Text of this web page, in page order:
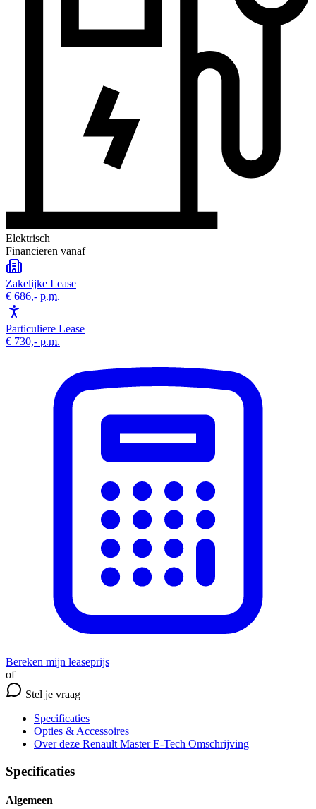
Elektrisch
Financieren vanaf
Zakelijke Lease
€ 686,- p.m.
Particuliere Lease
€ 730,- p.m.
Bereken mijn leaseprijs
of
Stel je vraag
Specificaties
Opties & Accessoires
Over deze Renault Master E-Tech Omschrijving
Specificaties
Algemeen